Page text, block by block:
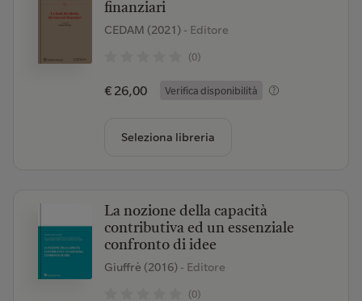
finanziari
CEDAM (2021)- Editore
(0)
€ 26,00 Verifica disponibilità
Seleziona libreria
La nozione della capacità
contributiva ed un essenziale
confronto di idee
Giuffrè (2016)- Editore
(0)